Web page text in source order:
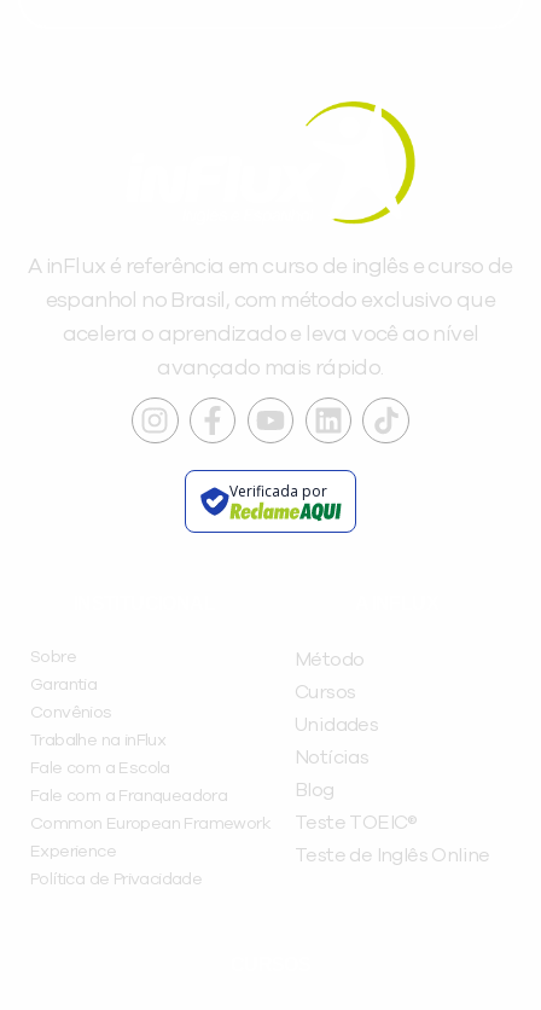
A inFlux é referência em curso de inglês e curso de
espanhol no Brasil, com método exclusivo que
acelera o aprendizado e leva você ao nível
avançado mais rápido.
Verificada por
Sobre
Garantia
Convênios
Trabalhe na inFlux
Fale com a Escola
Fale com a Franqueadora
Common European Framework
Experience
Política de Privacidade
Método
Cursos
Unidades
Notícias
Blog
Teste TOEIC®
Teste de Inglês Online